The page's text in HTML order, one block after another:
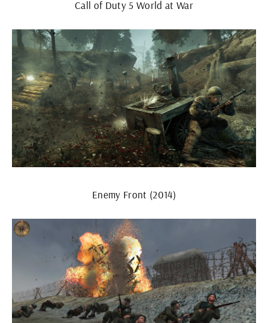
Call of Duty 5 World at War
Enemy Front (2014)